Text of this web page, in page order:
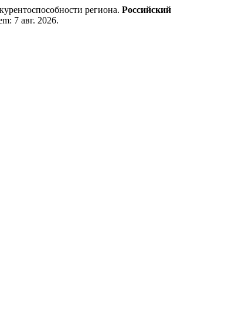
региона. Российский
7 авг. 2026.